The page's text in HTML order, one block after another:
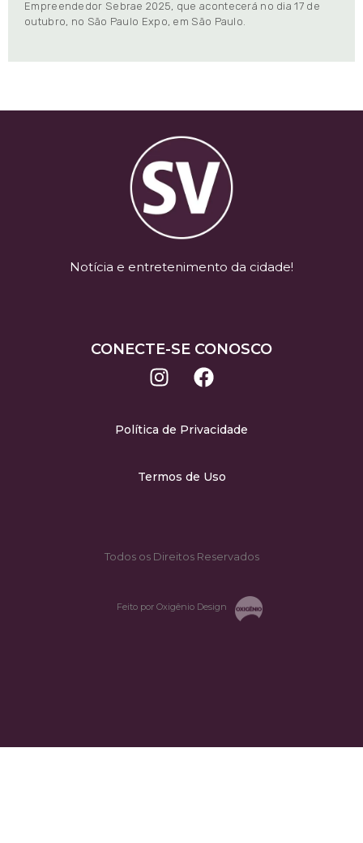
Empreendedor Sebrae 2025, que acontecerá no dia 17 de
outubro, no São Paulo Expo, em São Paulo.
Notícia e entretenimento da cidade!
CONECTE-SE CONOSCO
Política de Privacidade
Termos de Uso
Todos os Direitos Reservados
Feito por Oxigênio Design